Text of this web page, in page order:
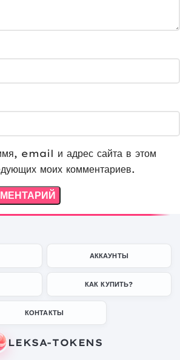
email и адрес сайта в этом
моих комментариев.
АККАУНТЫ
КАК КУПИТЬ?
КОНТАКТЫ